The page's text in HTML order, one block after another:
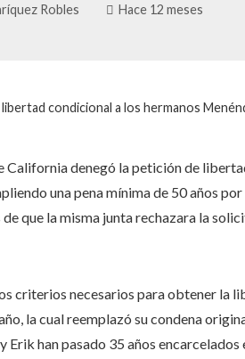
Robles Hace 12 meses
condicional a los hermanos
California denegó la petición de
una pena mínima de 50 años
que la misma junta rechazara la
criterios necesarios para obtener la
la cual reemplazó su condena
Erik han pasado 35 años